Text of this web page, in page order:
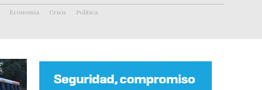
Economía Crisis Politica